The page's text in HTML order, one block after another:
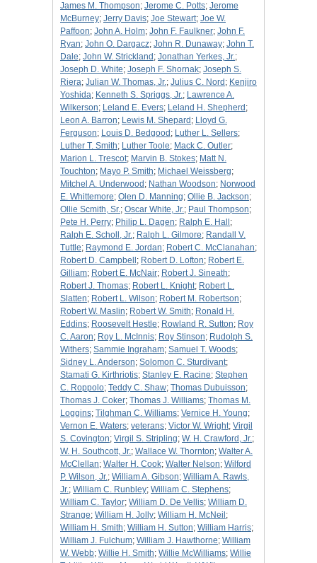
James M. Thompson; Jerome C. Potts; Jerome
McBurney; Jerry Davis; Joe Stewart; Joe W.
Paffoon; John A. Holm; John F. Faulkner; John F.
Ryan; John O. Dargacz; John R. Dunaway; John T.
Dale; John W. Strickland ; Jonathan Yerkes, Jr.;
Joseph D. White; Joseph F. Shornak; Joseph S.
Riera; Julian W. Thomas, Jr.; Julius C. Nord ; Kenjiro
Yoshida; Kenneth S. Spriggs, Jr.; Lawrence A.
Wilkerson; Leland E. Evers; Leland H. Shepherd ;
Leon A. Barron; Lewis M. Shepard ; Lloyd G.
Ferguson; Louis D. Bedgood ; Luther L. Sellers;
Luther T. Smith; Luther Toole; Mack C. Outler;
Marion L. Trescot; Marvin B. Stokes; Matt N.
Touchton; Mayo P. Smith; Michael Weissberg;
Mitchel A. Underwood ; Nathan Woodson; Norwood
E. Whittemore; Olen D. Manning; Ollie B. Jackson;
Ollie Scmith, Sr.; Oscar White, Jr.; Paul Thompson;
Pete H. Perry; Philip L. Dagen; Ralph E. Hall ;
Ralph E. Scholl, Jr.; Ralph L. Gilmore; Randall V.
Tuttle; Raymond E. Jordan; Robert C. McClanahan;
Robert D. Campbell ; Robert D. Lofton; Robert E.
Gilliam; Robert E. McNair; Robert J. Sineath;
Robert J. Thomas; Robert L. Knight; Robert L.
Slatten; Robert L. Wilson; Robert M. Robertson;
Robert W. Maslin; Robert W. Smith; Ronald H.
Eddins; Roosevelt Hestle; Rowland R. Sutton; Roy
C. Aaron; Roy L. McInnis; Roy Stinson; Rudolph S.
Withers; Sammie Ingraham; Samuel T. Woods;
Sidney L. Anderson; Solomon C. Sturdivant;
Stamati G. Kirthriotis; Stanley E. Racine; Stephen
C. Roppolo; Teddy C. Shaw; Thomas Dubuisson;
Thomas J. Coker; Thomas J. Williams; Thomas M.
Loggins; Tilghman C. Williams; Vernice H. Young;
Vernon E. Waters; veterans; Victor W. Wright; Virgil
S. Covington; Virgil S. Stripling; W. H. Crawford, Jr.;
W. H. Southcott, Jr.; Wallace W. Thornton; Walter A.
McClellan; Walter H. Cook; Walter Nelson; Wilford
P. Wilson, Jr.; William A. Gibson; William A. Rawls,
Jr.; William C. Runbley; William C. Stephens;
William C. Taylor; William D. De Vellis; William D.
Strange; William H. Jolly; William H. McNeil ;
William H. Smith; William H. Sutton; William Harris;
William J. Fulchum; William J. Hawthorne; William
W. Webb; Willie H. Smith; Willie McWilliams; Willie